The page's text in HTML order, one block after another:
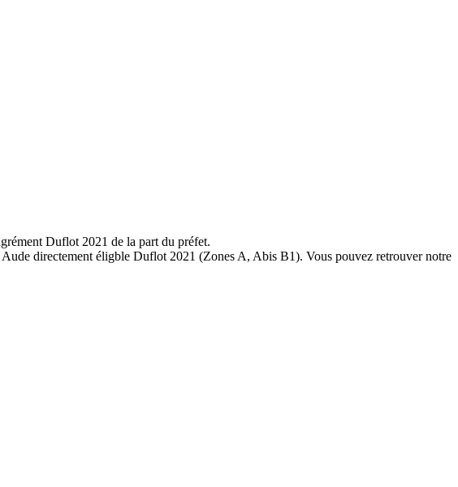
Duflot 2021 de la part du préfet.
directement éligble Duflot 2021 (Zones A, Abis B1). Vous pouvez retrouver notre